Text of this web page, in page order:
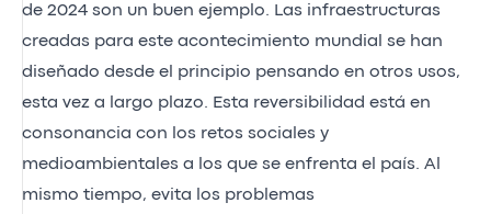
de 2024 son un buen ejemplo. Las infraestructuras
creadas para este acontecimiento mundial se han
diseñado desde el principio pensando en otros usos,
esta vez a largo plazo. Esta reversibilidad está en
consonancia con los retos sociales y
medioambientales a los que se enfrenta el país. Al
mismo tiempo, evita los problemas